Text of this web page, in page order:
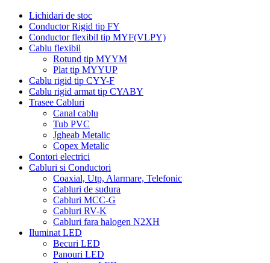
Lichidari de stoc
Conductor Rigid tip FY
Conductor flexibil tip MYF(VLPY)
Cablu flexibil
Rotund tip MYYM
Plat tip MYYUP
Cablu rigid tip CYY-F
Cablu rigid armat tip CYABY
Trasee Cabluri
Canal cablu
Tub PVC
Jgheab Metalic
Copex Metalic
Contori electrici
Cabluri si Conductori
Coaxial, Utp, Alarmare, Telefonic
Cabluri de sudura
Cabluri MCC-G
Cabluri RV-K
Cabluri fara halogen N2XH
Iluminat LED
Becuri LED
Panouri LED